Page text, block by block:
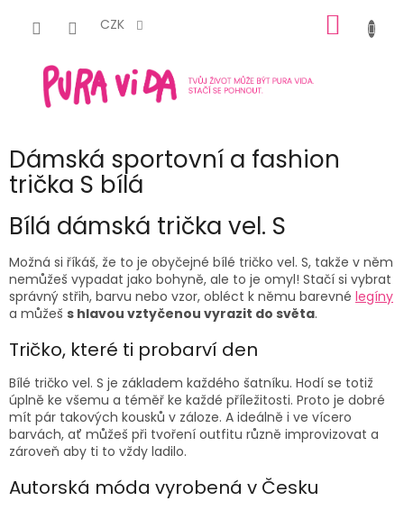
CZK
KOŠÍK
Dámská sportovní a fashion
trička S bílá
Bílá dámská trička vel. S
Možná si říkáš, že to je obyčejné bílé tričko vel. S, takže v něm
nemůžeš vypadat jako bohyně, ale to je omyl! Stačí si vybrat
správný střih, barvu nebo vzor, obléct k němu barevné legíny
a můžeš s hlavou vztyčenou vyrazit do světa.
Tričko, které ti probarví den
Bílé tričko vel. S je základem každého šatníku. Hodí se totiž
úplně ke všemu a téměř ke každé příležitosti. Proto je dobré
mít pár takových kousků v záloze. A ideálně i ve vícero
barvách, ať můžeš při tvoření outfitu různě improvizovat a
zároveň aby ti to vždy ladilo.
Autorská móda vyrobená v Česku